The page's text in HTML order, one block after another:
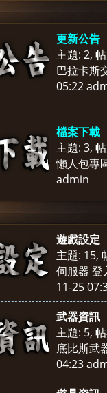
更新公告
主題: 2,
巴拉卡斯
05:22
檔案下載
主題: 3,
懶人包專
admin
遊戲設定
主題: 15,
伺服器 登
11-25
武器資訊
主題: 5,
底比斯武
04:23